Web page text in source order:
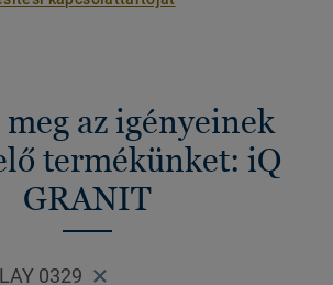
az igényeinek
termékünket: iQ
GRANIT
0329